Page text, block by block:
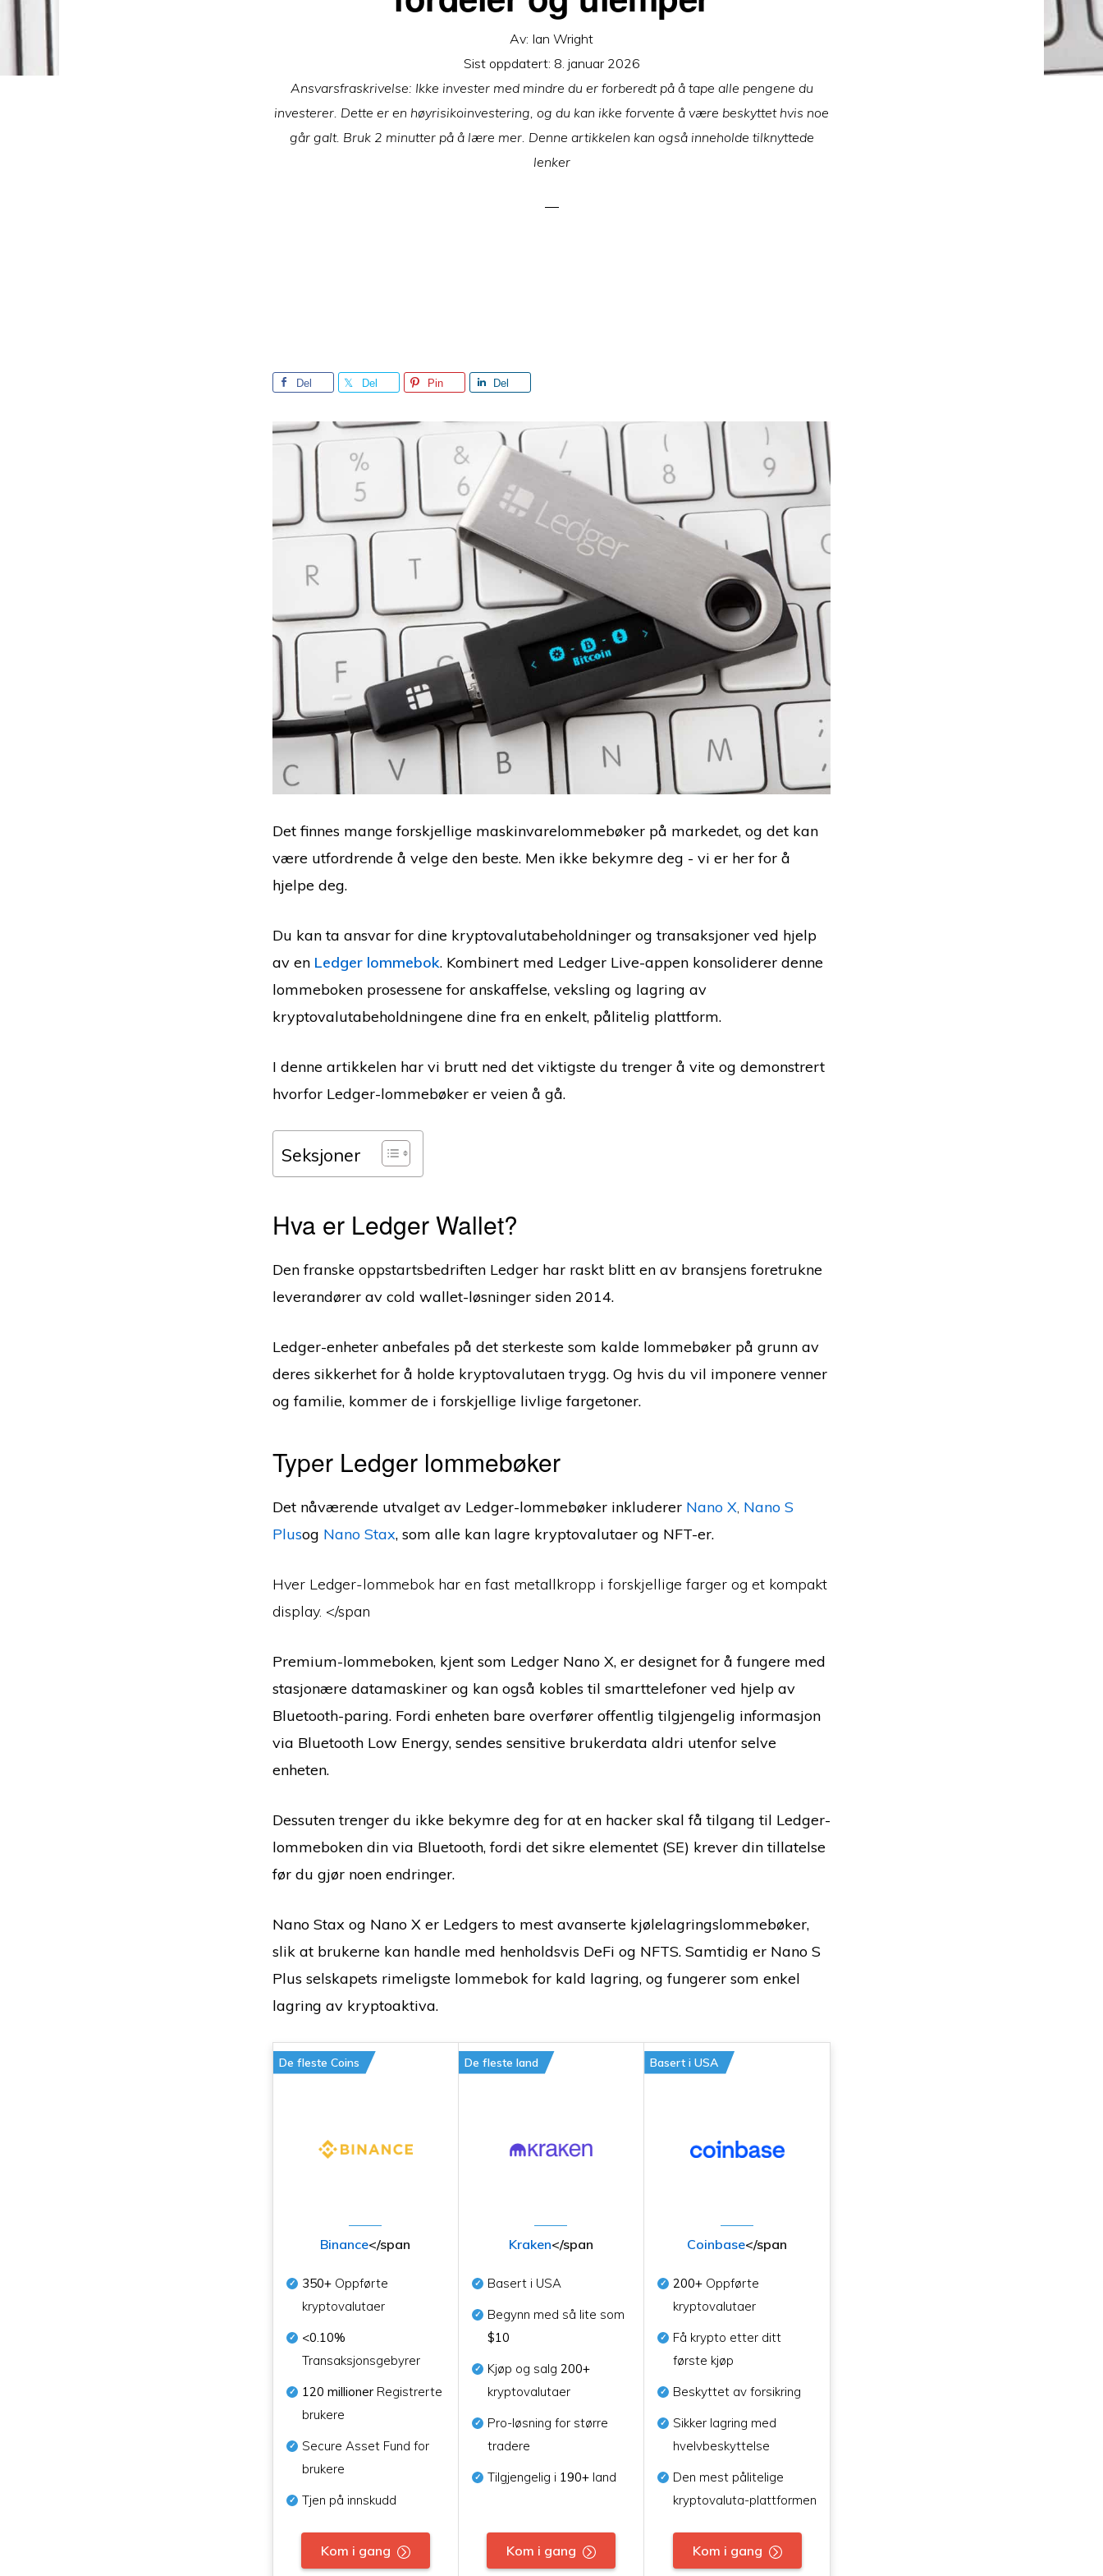
Av: Ian Wright
Sist oppdatert: 8. januar 2026
Ansvarsfraskrivelse: Ikke invester med mindre du er forberedt på å tape alle pengene du
investerer. Dette er en høyrisikoinvestering, og du kan ikke forvente å være beskyttet hvis noe
går galt. Bruk 2 minutter på å lære mer. Denne artikkelen kan også inneholde tilknyttede
lenker
Del Del Pin Del
Det finnes mange forskjellige maskinvarelommebøker på markedet, og det kan
være utfordrende å velge den beste. Men ikke bekymre deg - vi er her for å
hjelpe deg.
Du kan ta ansvar for dine kryptovalutabeholdninger og transaksjoner ved hjelp
av en Ledger lommebok. Kombinert med Ledger Live-appen konsoliderer denne
lommeboken prosessene for anskaffelse, veksling og lagring av
kryptovalutabeholdningene dine fra en enkelt, pålitelig plattform.
I denne artikkelen har vi brutt ned det viktigste du trenger å vite og demonstrert
hvorfor Ledger-lommebøker er veien å gå.
Seksjoner
Hva er Ledger Wallet?
Den franske oppstartsbedriften Ledger har raskt blitt en av bransjens foretrukne
leverandører av cold wallet-løsninger siden 2014.
Ledger-enheter anbefales på det sterkeste som kalde lommebøker på grunn av
deres sikkerhet for å holde kryptovalutaen trygg. Og hvis du vil imponere venner
og familie, kommer de i forskjellige livlige fargetoner.
Typer Ledger lommebøker
Det nåværende utvalget av Ledger-lommebøker inkluderer Nano X Nano S
Plusog Nano Stax, som alle kan lagre kryptovalutaer og NFT-er.
Hver Ledger-lommebok har en fast metallkropp i forskjellige farger og et kompakt
display. </span
Premium-lommeboken, kjent som Ledger Nano X, er designet for å fungere med
stasjonære datamaskiner og kan også kobles til smarttelefoner ved hjelp av
Bluetooth-paring. Fordi enheten bare overfører offentlig tilgjengelig informasjon
via Bluetooth Low Energy, sendes sensitive brukerdata aldri utenfor selve
enheten.
Dessuten trenger du ikke bekymre deg for at en hacker skal få tilgang til Ledger-
lommeboken din via Bluetooth, fordi det sikre elementet (SE) krever din tillatelse
før du gjør noen endringer.
Nano Stax og Nano X er Ledgers to mest avanserte kjølelagringslommebøker,
slik at brukerne kan handle med henholdsvis DeFi og NFTS. Samtidig er Nano S
Plus selskapets rimeligste lommebok for kald lagring, og fungerer som enkel
lagring av kryptoaktiva.
De fleste Coins
Binance</span
350+ Oppførte
kryptovalutaer
<0.10%
Transaksjonsgebyrer
120 millioner Registrerte
brukere
Secure Asset Fund for
brukere
Tjen på innskudd
Kom i gang
De fleste land
Kraken</span
Basert i USA
Begynn med så lite som
$10
Kjøp og salg 200+
kryptovalutaer
Pro-løsning for større
tradere
Tilgjengelig i 190+land
Kom i gang
Basert i USA
Coinbase</span
200+ Oppførte
kryptovalutaer
Få krypto etter ditt
første kjøp
Beskyttet av forsikring
Sikker lagring med
hvelvbeskyttelse
Den mest pålitelige
kryptovaluta-plattformen
Kom i gang